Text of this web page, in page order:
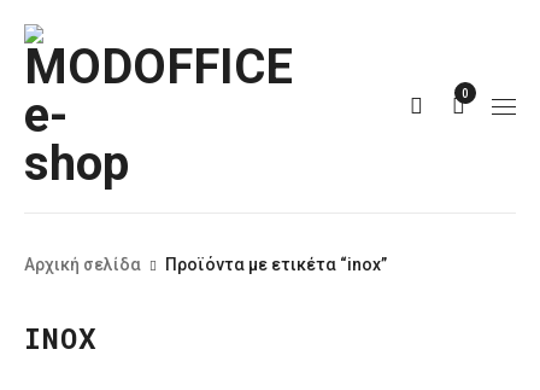
0
Αρχική σελίδα Προϊόντα με ετικέτα “inox”
INOX